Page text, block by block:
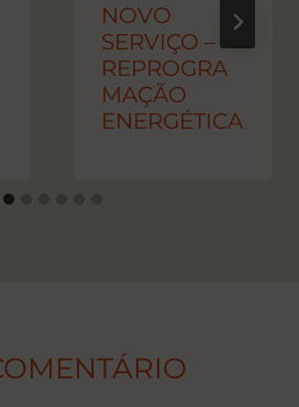
NOVO
SERVIÇO –
REPROGRA
MAÇÃO
ENERGÉTICA